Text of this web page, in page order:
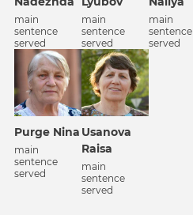
main
sentence
served
main
sentence
served
main
sentence
served
Purge Nina
main
sentence
served
Usanova
Raisa
main
sentence
served